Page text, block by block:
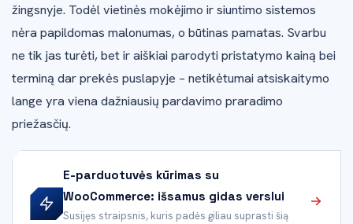
žingsnyje. Todėl vietinės mokėjimo ir siuntimo sistemos
nėra papildomas malonumas, o būtinas pamatas. Svarbu
ne tik jas turėti, bet ir aiškiai parodyti pristatymo kainą bei
terminą dar prekės puslapyje – netikėtumai atsiskaitymo
lange yra viena dažniausių pardavimo praradimo
priežasčių.
E-parduotuvės kūrimas su
WooCommerce: išsamus gidas verslui
Susijęs straipsnis, kuris padės giliau suprasti šią